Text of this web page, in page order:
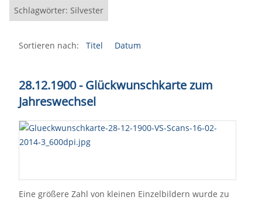
Schlagwörter: Silvester
Sortieren nach: Titel Datum
28.12.1900 - Glückwunschkarte zum
Jahreswechsel
Eine größere Zahl von kleinen Einzelbildern wurde zu